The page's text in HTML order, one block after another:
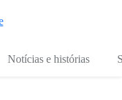
Notícias e histórias